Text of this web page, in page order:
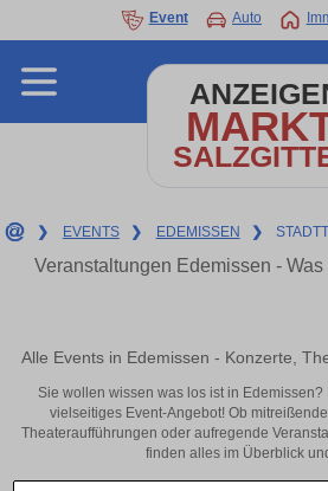
Event Auto
❯ EVENTS ❯ EDEMISSEN ❯
Veranstaltungen Edemissen -
Alle Events in Edemissen - Konzerte,
Sie wollen wissen was los ist in
vielseitiges Event-Angebot! Ob
Theateraufführungen oder aufregende
finden alles im Überblick